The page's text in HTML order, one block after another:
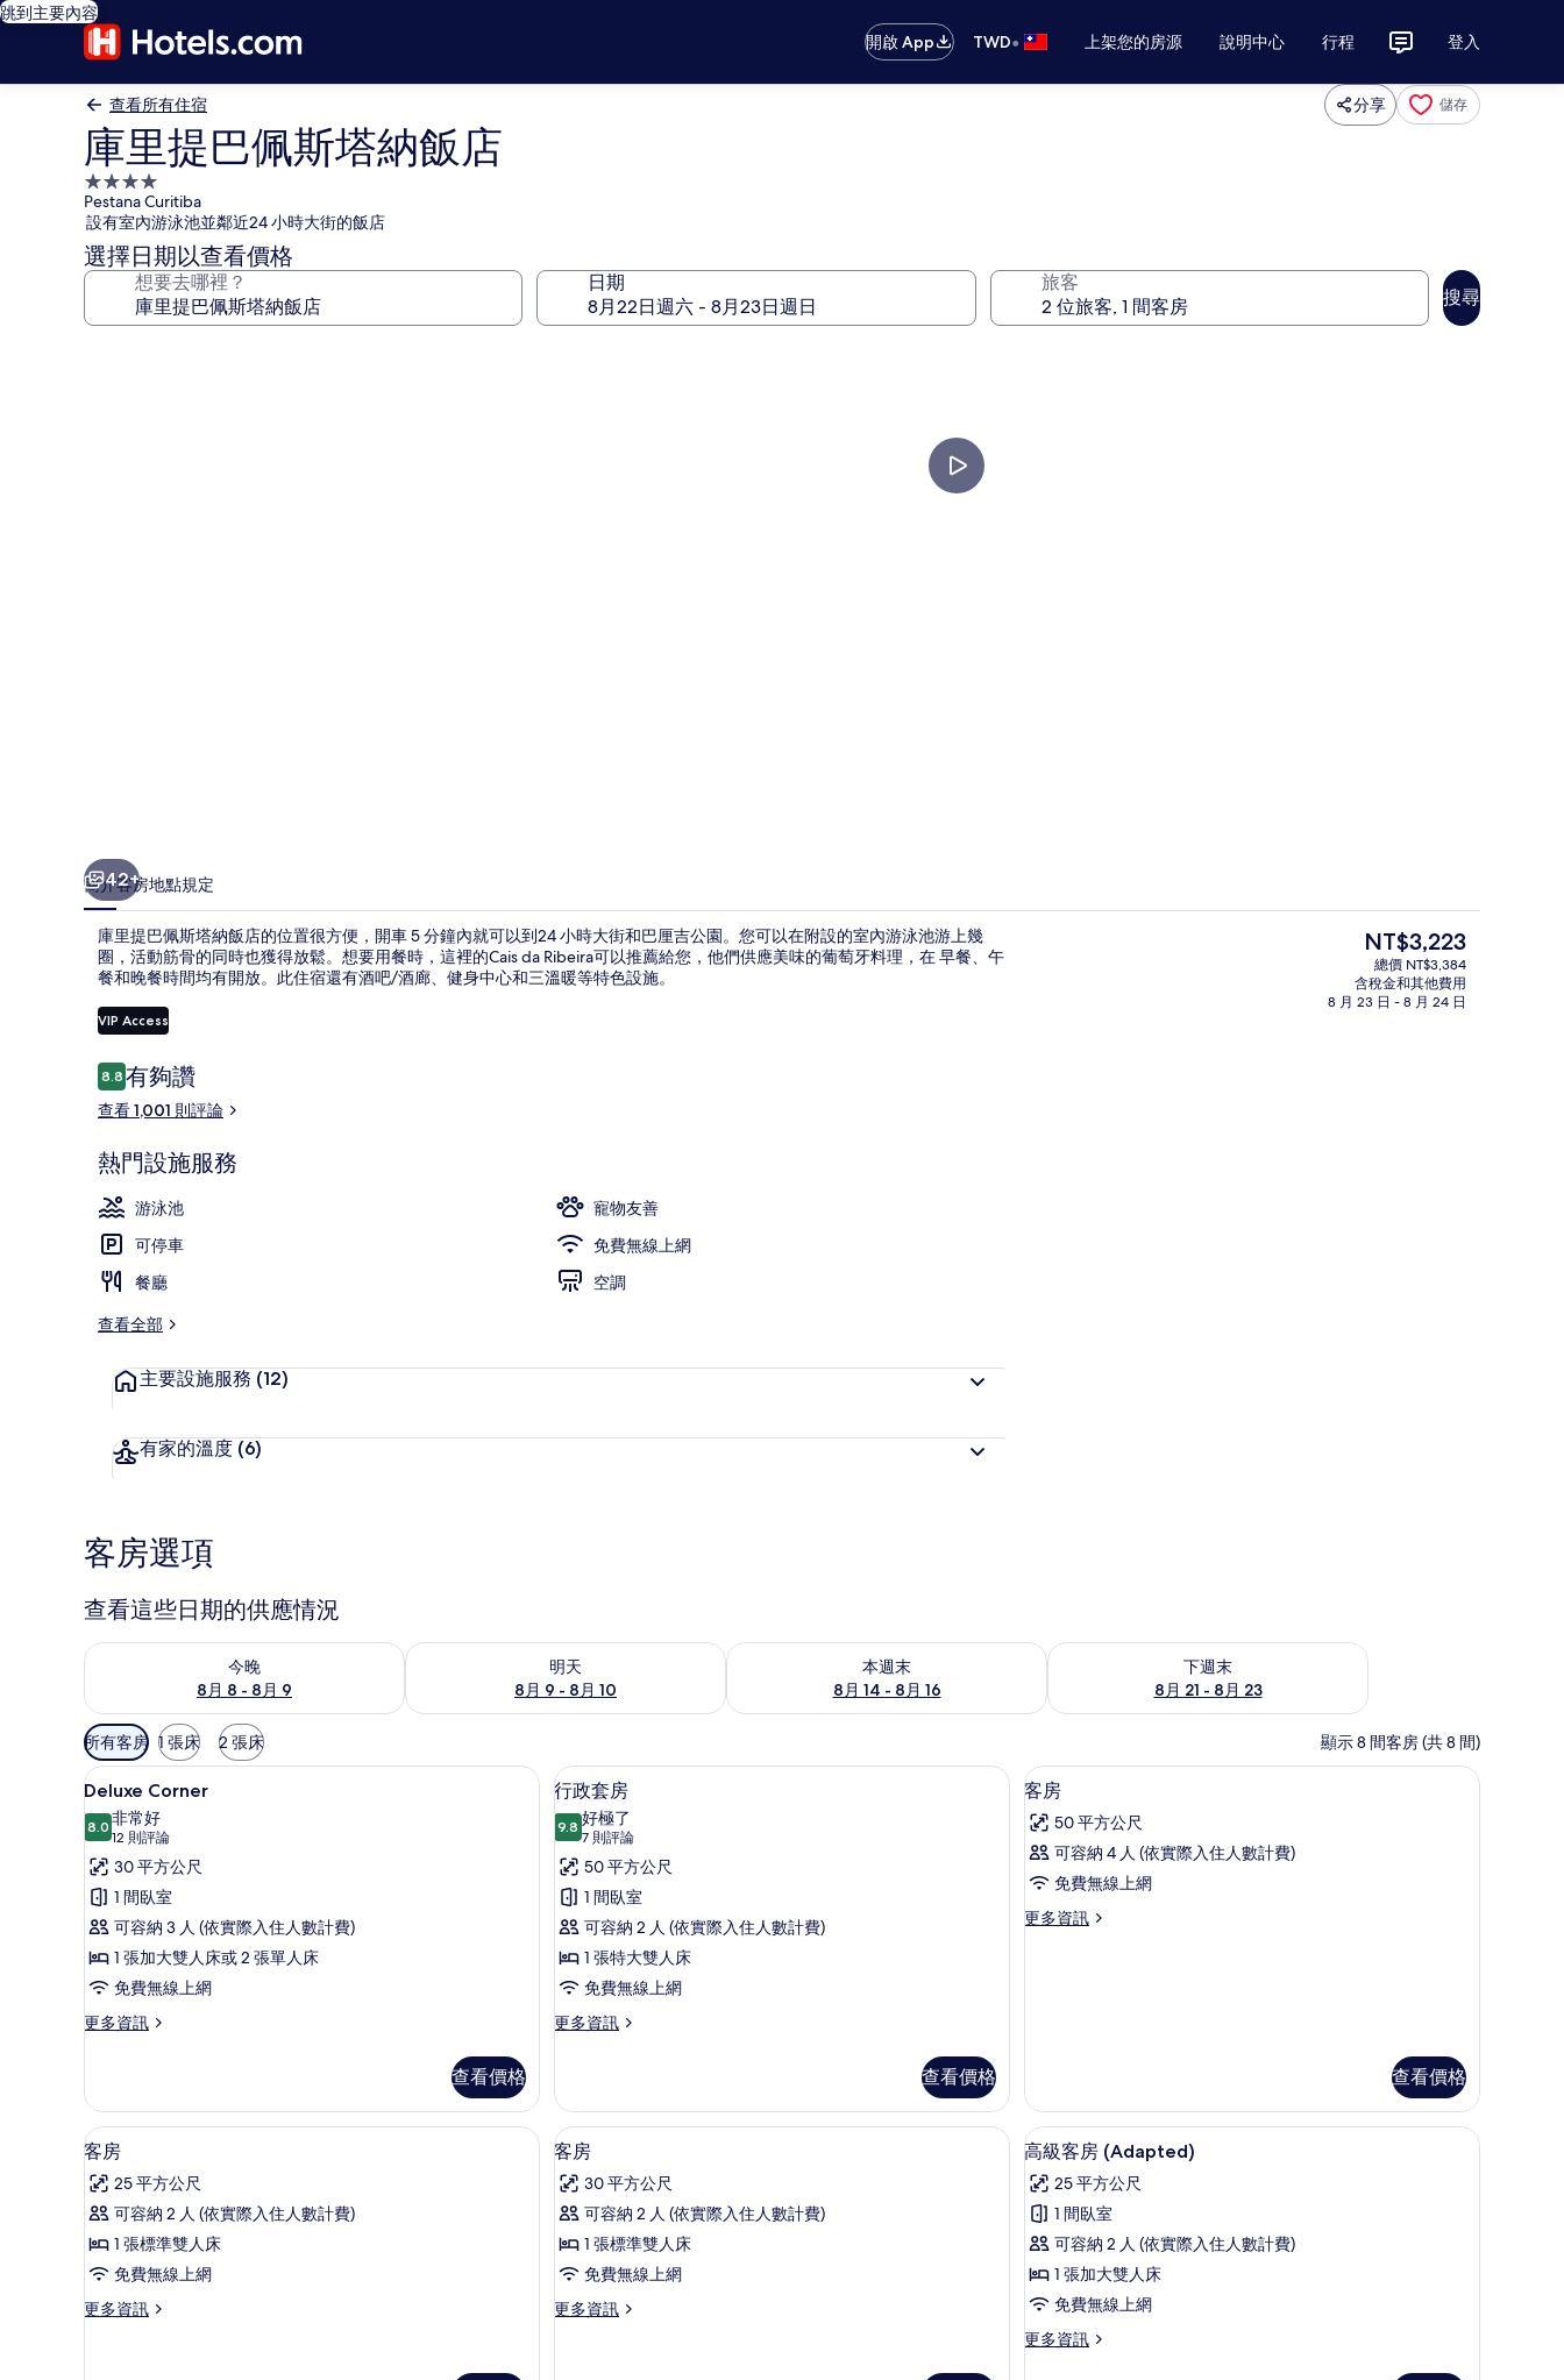
跳到主要內容
開啟 App
TWD• 上架您的房源 說明中心 行程 登入
查看所有住宿 分享 儲存
庫里提巴佩斯塔納飯店
4.0
星
級
住
宿
Pestana Curitiba
設有室內游泳池並鄰近24 小時大街的飯店
選擇日期以查看價格
想要去哪裡？ 日期 旅客
搜尋
室內游泳池，提供日光浴躺椅
42+
簡介客房地點規定
庫里提巴佩斯塔納飯店的位置很方便，開車 5 分鐘內就可以到24 小時大街和巴厘吉公園。您可以在附設的室內游泳池游上幾
圈，活動筋骨的同時也獲得放鬆。想要用餐時，這裡的Cais da Ribeira可以推薦給您，他們供應美味的葡萄牙料理，在 早餐、午
餐和晚餐時間均有開放。此住宿還有酒吧/酒廊、健身中心和三溫暖等特色設施。
VIP Access
評
論
8.88.8 分，滿分 10 分，
有夠讚
查看 1,001 則評論
熱門設施服務
游泳池
寵物友善
可停車
免費無線上網
餐廳
空調
查看全部
主要設施服務 (12)
有家的溫度 (6)
目
前
的
價
NT$3,223
總價 NT$3,384
含稅金和其他費用
8 月 23 日 - 8 月 24 日
客房選項
查看這些日期的供應情況
今晚
8月 8 - 8月 9
查看今晚 (8月 8 - 8月 9) 的供應情況
明天
8月 9 - 8月 10
查看明天 (8月 9 - 8月 10) 的供應情況
本週末
8月 14 - 8月 16
查看本週末 (8月 14 - 8月 16) 的供應情況
下週末
8月 21 - 8月 23
查看下週末 (8月 21 - 8月 23) 的供應情況
可
用
的
客
房
篩
選
條
件
所有客房 1 張床 2 張床 顯示 8 間客房 (共 8 間)
顯
示
Deluxe
Corner
的
所
有
相
片
Deluxe Corner | 迷你吧、客房內保險箱、書桌、遮光布/窗簾
5
Deluxe Corner
8.08.0 分，滿分 10 分
非常好
12 則評論
(12
則
評
論)
30 平方公尺
1 間臥室
可容納 3 人 (依實際入住人數計費)
1 張加大雙人床或 2 張單人床
免費無線上網
更多資訊
更
的
詳
情
查看價格
顯
示
行
政
套
房
的
所
有
行政套房 | 迷你吧、客房內保險箱、書桌、遮光布/窗簾
6
行政套房
9.89.8 分，滿分 10 分
好極了
7 則評論
(7
則
評
論)
50 平方公尺
1 間臥室
可容納 2 人 (依實際入住人數計費)
1 張特大雙人床
免費無線上網
更多資訊
更
套
房
的
情
查看價格
顯
示
客
房
所
迷你吧、客房內保險箱、書桌、遮光布/窗簾
8
客房
50 平方公尺
可容納 4 人 (依實際入住人數計費)
免費無線上網
更多資訊
更
查看價格
顯
示
客
房
的
有
迷你吧、客房內保險箱、書桌、遮光布/窗簾
7
客房
25 平方公尺
可容納 2 人 (依實際入住人數計費)
1 張標準雙人床
免費無線上網
更多資訊
更
顯
示
客
房
的
有
迷你吧、客房內保險箱、書桌、遮光布/窗簾
12
客房
30 平方公尺
可容納 2 人 (依實際入住人數計費)
1 張標準雙人床
免費無線上網
更多資訊
更
顯
示
高
級
客
房
(Adapted)
的
迷你吧、客房內保險箱、書桌、遮光布/窗簾
6
高級客房 (Adapted)
25 平方公尺
1 間臥室
可容納 2 人 (依實際入住人數計費)
1 張加大雙人床
免費無線上網
更多資訊
更